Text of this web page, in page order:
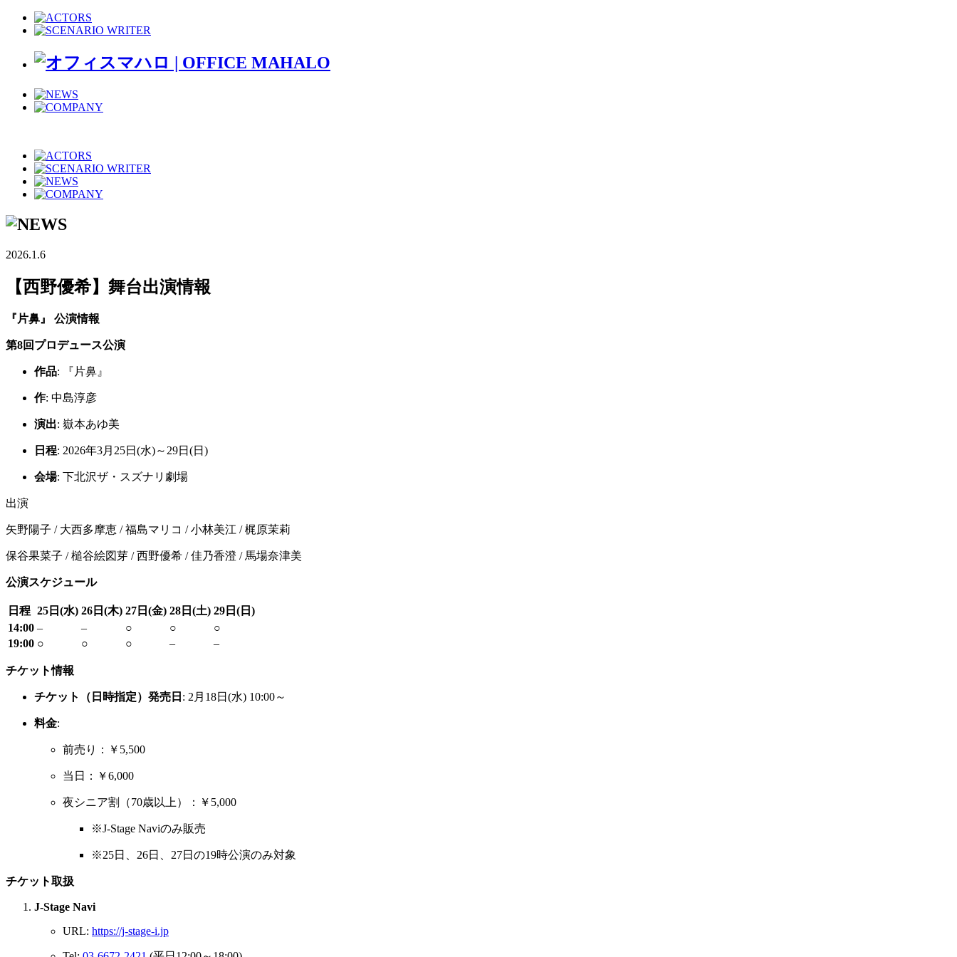
2026.1.6
【西野優希】舞台出演情報
『片鼻』 公演情報
第8回プロデュース公演
作品: 『片鼻』
作: 中島淳彦
演出: 嶽本あゆ美
日程: 2026年3月25日(水)～29日(日)
会場: 下北沢ザ・スズナリ劇場
出演
矢野陽子 / 大西多摩恵 / 福島マリコ / 小林美江 / 梶原茉莉
保谷果菜子 / 槌谷絵図芽 / 西野優希 / 佳乃香澄 / 馬場奈津美
公演スケジュール
日程 25日(水) 26日(木) 27日(金) 28日(土) 29日(日)
14:00 – – ○ ○
○
19:00 ○ ○ ○ – –
チケット情報
チケット（日時指定）発売日 : 2月18日(水) 10:00～
料金:
前売り：￥5,500
当日：￥6,000
夜シニア割（70歳以上）：￥5,000
※J-Stage Naviのみ販売
※25日、26日、27日の19時公演のみ対象
チケット取扱
J-Stage Navi
URL: https://j-stage-i.jp